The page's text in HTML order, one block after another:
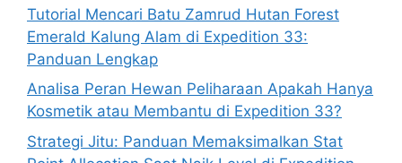
Tutorial Mencari Batu Zamrud Hutan Forest
Emerald Kalung Alam di Expedition 33:
Panduan Lengkap
Analisa Peran Hewan Peliharaan Apakah Hanya
Kosmetik atau Membantu di Expedition 33?
Strategi Jitu: Panduan Memaksimalkan Stat